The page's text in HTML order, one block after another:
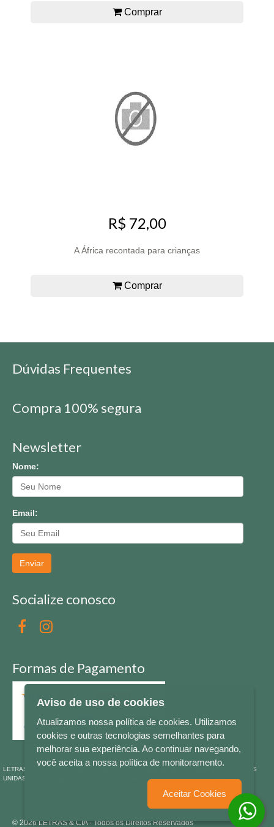
Comprar
R$ 72,00
A África recontada para crianças
Comprar
Dúvidas Frequentes
Compra 100% segura
Newsletter
Nome:
Email:
Enviar
Socialize conosco
Formas de Pagamento
LETRAS & CIA - CNPJ n° 88.587.548/0001-20 - Térreo Bourbon Shopping - AV. NAÇÕES
UNIDAS , 2001 - Lojas 1064/1065 - RIO BRANCO - - NOVO HAMBURGO - RS
© 2026 LETRAS & CIA - Todos os Direitos Reservados
Aviso de uso de cookies
Atualizamos nossa política de cookies. Utilizamos
cookies e outras tecnologias semelhantes para
melhorar sua experiência. Ao continuar navegando,
você aceita a nossa política de monitoramento.
Aceitar Cookies